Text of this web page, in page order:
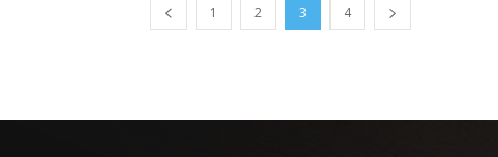
1 2 3 4